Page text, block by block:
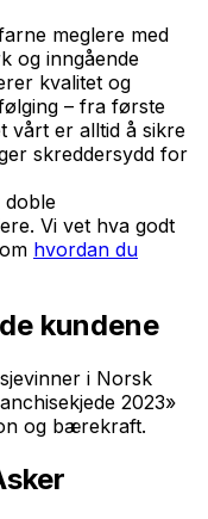
meglere med
og inngående
kvalitet og
– fra første
vårt er alltid å sikre
skreddersydd for
doble
Vi vet hva godt
hvordan du
kundene
i Norsk
2023»
og bærekraft.